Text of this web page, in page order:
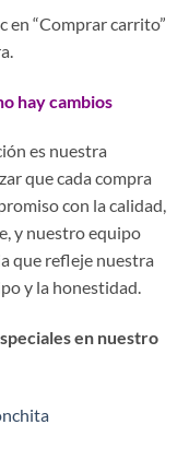
en “Comprar carrito”
hay cambios
es nuestra
que cada compra
con la calidad,
y nuestro equipo
que refleje nuestra
y la honestidad.
en nuestro